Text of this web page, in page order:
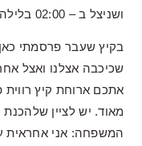
ושניצל ב – 02:00 בלילה זה לא לגיטימי?
בקיץ שעבר פרסמתי
שכיכבה אצלנו ואצל
אתכם ארוחת קיץ
מאוד. יש לציין
המשפחה: אני אחראית